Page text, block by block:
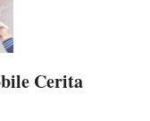
Cerita